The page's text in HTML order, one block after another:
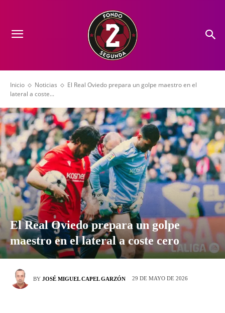
Inicio Noticias
El Real Oviedo prepara un golpe maestro en el
lateral a coste...
El Real Oviedo prepara un golpe
maestro en el lateral a coste cero
BY JOSÉ MIGUEL CAPEL GARZÓN 29 DE MAYO DE 2026